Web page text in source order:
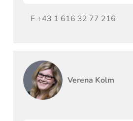
F +43 1 616 32 77 216
Verena Kolm